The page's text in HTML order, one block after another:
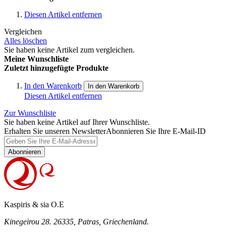
Diesen Artikel entfernen
Vergleichen
Alles löschen
Sie haben keine Artikel zum vergleichen.
Meine Wunschliste
Zuletzt hinzugefügte Produkte
In den Warenkorb In den Warenkorb
Diesen Artikel entfernen
Zur Wunschliste
Sie haben keine Artikel auf Ihrer Wunschliste.
Erhalten Sie unseren NewsletterAbonnieren Sie Ihre E-Mail-ID
Abonnieren
Kaspiris & sia O.E
Kinegeirou 28. 26335, Patras, Griechenland.